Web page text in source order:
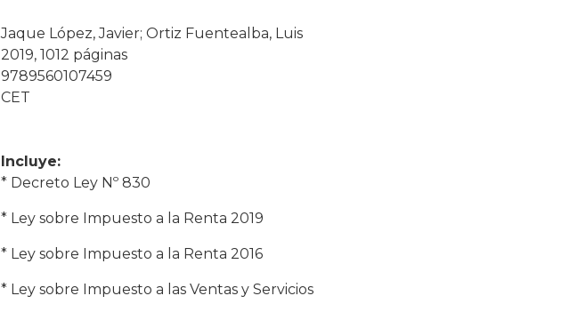
Jaque López, Javier; Ortiz Fuentealba, Luis
2019, 1012 páginas
9789560107459
CET
Incluye:
* Decreto Ley Nº 830
* Ley sobre Impuesto a la Renta 2019
* Ley sobre Impuesto a la Renta 2016
* Ley sobre Impuesto a las Ventas y Servicios